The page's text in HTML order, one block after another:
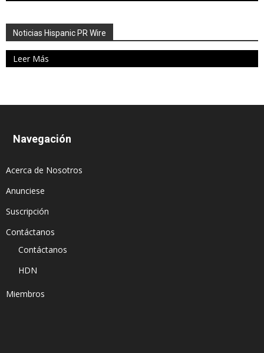
Noticias Hispanic PR Wire
Leer Más
Navegación
Acerca de Nosotros
Anunciese
Suscripción
Contáctanos
Contáctanos
HDN
Miembros